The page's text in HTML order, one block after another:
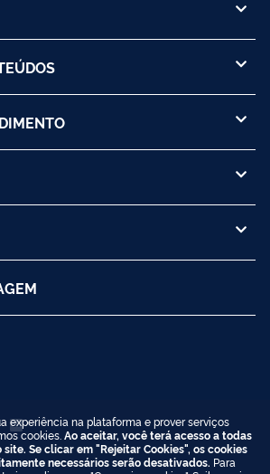
experiência na plataforma e prover serviços
cookies. Ao aceitar, você terá acesso a todas
Se clicar em "Rejeitar Cookies", os cookies
necessários serão desativados. Para